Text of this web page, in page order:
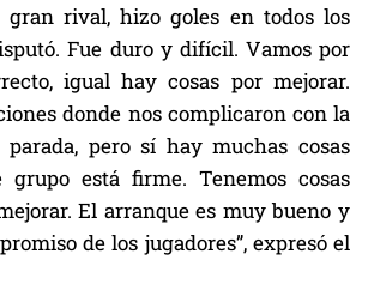
gran rival, hizo goles en todos los
Fue duro y difícil. Vamos por
igual hay cosas por mejorar.
donde nos complicaron con la
pero sí hay muchas cosas
grupo está firme. Tenemos cosas
El arranque es muy bueno y
de los jugadores”, expresó el